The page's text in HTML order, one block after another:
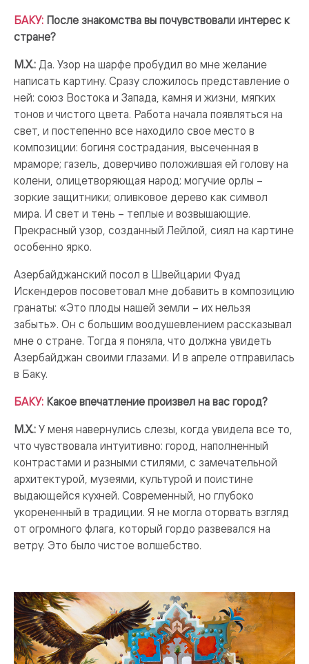
БАКУ: После знакомства вы почувствовали интерес к
стране?
М.Х.: Да. Узор на шарфе пробудил во мне желание
написать картину. Сразу сложилось представление о
ней: союз Востока и Запада, камня и жизни, мягких
тонов и чистого цвета. Работа начала появляться на
свет, и постепенно все находило свое место в
композиции: богиня сострадания, высеченная в
мраморе; газель, доверчиво положившая ей голову на
колени, олицетворяющая народ; могучие орлы –
зоркие защитники; оливковое дерево как символ
мира. И свет и тень – теплые и возвышающие.
Прекрасный узор, созданный Лейлой, сиял на картине
особенно ярко.
Азербайджанский посол в Швейцарии Фуад
Искендеров посоветовал мне добавить в композицию
гранаты: «Это плоды нашей земли – их нельзя
забыть». Он с большим воодушевлением рассказывал
мне о стране. Тогда я поняла, что должна увидеть
Азербайджан своими глазами. И в апреле отправилась
в Баку.
БАКУ: Какое впечатление произвел на вас город?
М.Х.: У меня навернулись слезы, когда увидела все то,
что чувствовала интуитивно: город, наполненный
контрастами и разными стилями, с замечательной
архитектурой, музеями, культурой и поистине
выдающейся кухней. Современный, но глубоко
укорененный в традиции. Я не могла оторвать взгляд
от огромного флага, который гордо развевался на
ветру. Это было чистое волшебство.